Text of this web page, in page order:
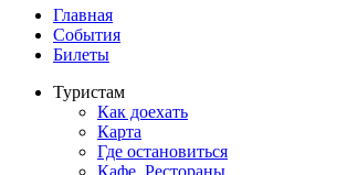
Главная
События
Билеты
Туристам
Как доехать
Карта
Где остановиться
Кафе. Рестораны.